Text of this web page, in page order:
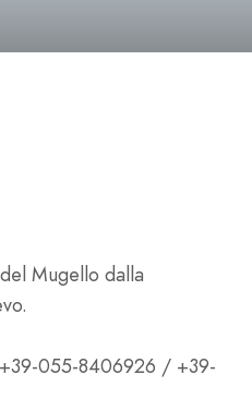
Mugello dalla
055-8406926 / +39-